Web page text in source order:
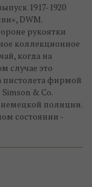
1917-1920
DWM.
рукоятки
коллекционное
когда на
случае это
пистолета фирмой
& Co.
полиции.
состоянии -